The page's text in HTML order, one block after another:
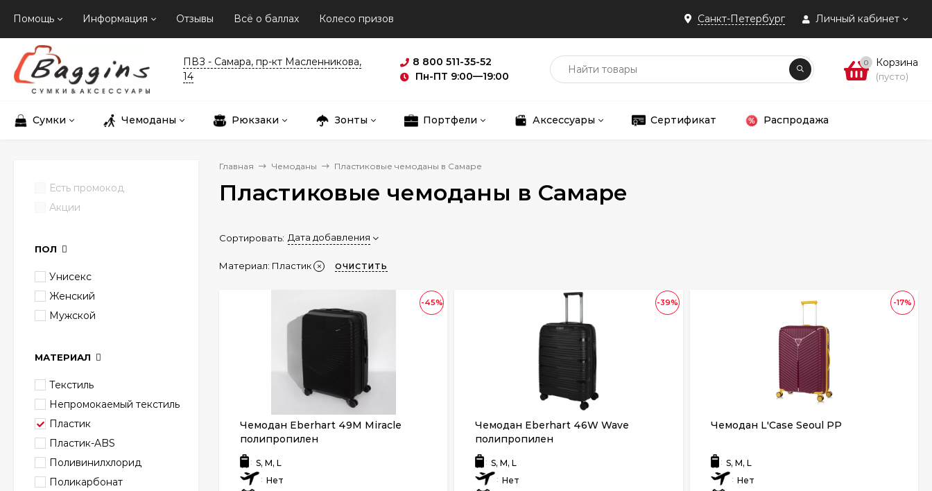
Санкт-Петербург Личный кабинет
Помощь Информация Отзывы Всё о баллах Колесо призов
ПВЗ - Самара, пр-кт Масленникова,
14
8 800 511-35-52
Пн-ПТ 9:00—19:00
0 Корзина
(пусто)
Сумки Чемоданы Рюкзаки Зонты Портфели Аксессуары Сертификат Распродажа
Главная Чемоданы Пластиковые чемоданы в Самаре
Пластиковые чемоданы в Самаре
Сортировать: Дата добавления
Материал: Пластик ОЧИСТИТЬ
-45%
Чемодан Eberhart 49M Miracle
полипропилен
: S, M, L
: Нет
-39%
Чемодан Eberhart 46W Wave
полипропилен
: S, M, L
: Нет
-17%
Чемодан L'Case Seoul PP
: S, M, L
: Нет
Есть промокод
Акции
ПОЛ
Унисекс
Женский
Мужской
МАТЕРИАЛ
Текстиль
Непромокаемый текстиль
Пластик
Пластик-ABS
Поливинилхлорид
Поликарбонат